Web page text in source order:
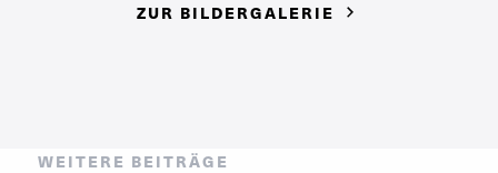
ZUR BILDERGALERIE
WEITERE BEITRÄGE